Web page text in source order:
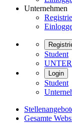
Unternehmen
Student
Login
Student
Gesamte